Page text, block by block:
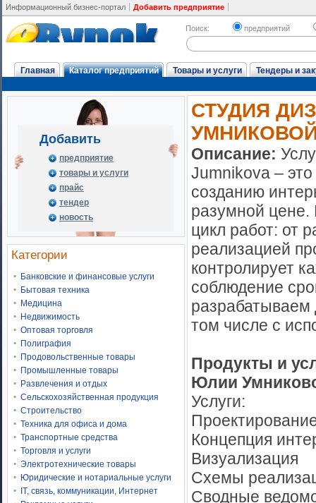
Информационный бизнес-портал Добавить предприятие
Поиск: предприятий
Главная Каталог предприятий Товары и услуги Тендеры и
Добавить
предприятие
товары и услуги
прайс
тендер
новость
Категории
Банковские и финансовые услуги
Бытовая техника
Медицина
Недвижимость
Оптовая торговля
Полиграфия
Продовольственные товары
Промышленные товары
Развлечения и отдых
Сельскохозяйственная продукция
Строительство
Техника для офиса и дома
Транспортные средства
Торговля и услуги
Электротехнические товары
Юридические и нотариальные услуги
IT, связь, коммуникации, Интернет
СТУДИЯ
Описание:
Jumnikova –
созданию
разумной
цикл работ: от
реализацией
контролирует
соблюдение
разрабатываем
том числе с
Продукты и
Юлии
Услуги:
Концепция
Визуализация
Схемы
Сводные